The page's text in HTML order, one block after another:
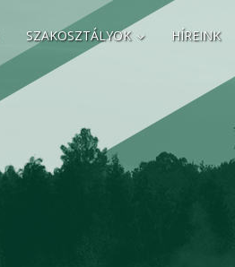
SZAKOSZTÁLYOK HÍREINK